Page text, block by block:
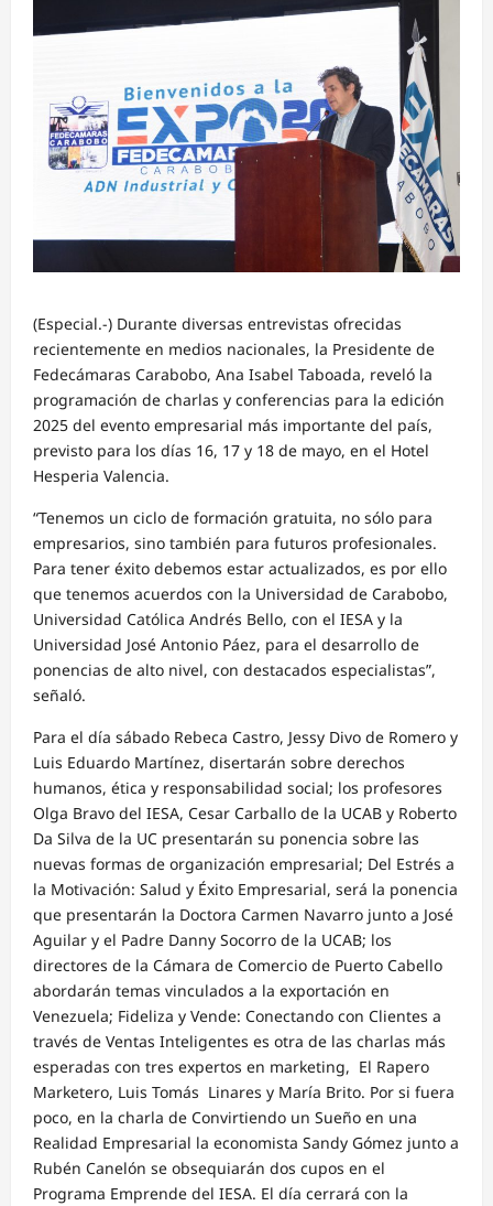
(Especial.-) Durante diversas entrevistas ofrecidas
recientemente en medios nacionales, la Presidente de
Fedecámaras Carabobo, Ana Isabel Taboada, reveló la
programación de charlas y conferencias para la edición
2025 del evento empresarial más importante del país,
previsto para los días 16, 17 y 18 de mayo, en el Hotel
Hesperia Valencia.
“Tenemos un ciclo de formación gratuita, no sólo para
empresarios, sino también para futuros profesionales.
Para tener éxito debemos estar actualizados, es por ello
que tenemos acuerdos con la Universidad de Carabobo,
Universidad Católica Andrés Bello, con el IESA y la
Universidad José Antonio Páez, para el desarrollo de
ponencias de alto nivel, con destacados especialistas”,
señaló.
Para el día sábado Rebeca Castro, Jessy Divo de Romero y
Luis Eduardo Martínez, disertarán sobre derechos
humanos, ética y responsabilidad social; los profesores
Olga Bravo del IESA, Cesar Carballo de la UCAB y Roberto
Da Silva de la UC presentarán su ponencia sobre las
nuevas formas de organización empresarial; Del Estrés a
la Motivación: Salud y Éxito Empresarial, será la ponencia
que presentarán la Doctora Carmen Navarro junto a José
Aguilar y el Padre Danny Socorro de la UCAB; los
directores de la Cámara de Comercio de Puerto Cabello
abordarán temas vinculados a la exportación en
Venezuela; Fideliza y Vende: Conectando con Clientes a
través de Ventas Inteligentes es otra de las charlas más
esperadas con tres expertos en marketing, El Rapero
Marketero, Luis Tomás Linares y María Brito. Por si fuera
poco, en la charla de Convirtiendo un Sueño en una
Realidad Empresarial la economista Sandy Gómez junto a
Rubén Canelón se obsequiarán dos cupos en el
Programa Emprende del IESA. El día cerrará con la